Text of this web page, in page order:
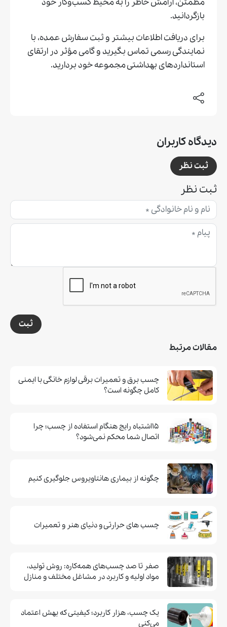
مطمئن، آرامش خاطر را به محیط کسب‌وکار خود
بازگردانید.
برای دریافت اطلاعات بیشتر و ثبت سفارش عمده، با
نمایندگی رسمی تماس بگیرید و گامی مؤثر در ارتقای
استانداردهای بهداشتی مجموعه خود بردارید.
دیدگاه کاربران
ثبت نظر
ثبت نظر
ثبت
مقالات مرتبط
چسب برق و تعمیرات برقی لوازم خانگی با ایمنی
کامل چگونه است؟
۱۵اشتباه رایج هنگام استفاده از چسب؛ چرا
اتصال شما محکم نمی‌شود؟
چگونه از بیماری هانتاویروس جلوگیری کنیم
چسب های حرارتی و دنیای هنر و تعمیرات
صفر تا صد چسب‌های همه‌کاره: روش تولید،
مواد اولیه و کاربرد در مشاغل مختلف و منازل
یک چسب، هزار کاربرد؛ کیفیتی که بهش اعتماد
می‌کنی